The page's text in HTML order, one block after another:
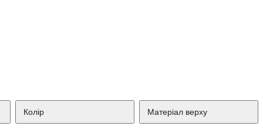
Колір Матеріал верху